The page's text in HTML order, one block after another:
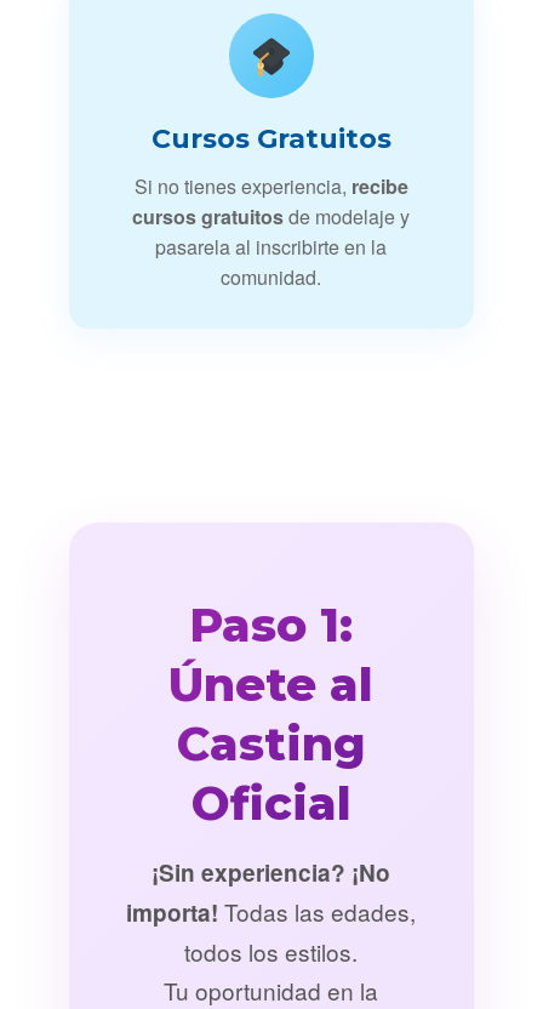
Cursos Gratuitos
Si no tienes experiencia, recibe
cursos gratuitosde modelaje y
pasarela al inscribirte en la
comunidad.
Paso 1:
Únete al
Casting
Oficial
¡Sin experiencia? ¡No
importa! Todas las edades,
todos los estilos.
Tu oportunidad en la